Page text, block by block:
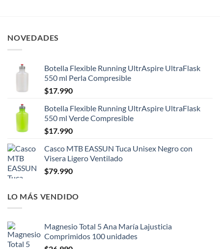
NOVEDADES
Botella Flexible Running UltrAspire UltraFlask
550 ml Perla Compresible
$17.990
Botella Flexible Running UltrAspire UltraFlask
550 ml Verde Compresible
$17.990
Casco MTB EASSUN Tuca Unisex Negro con
Visera Ligero Ventilado
$79.990
LO MÁS VENDIDO
Magnesio Total 5 Ana María Lajusticia
Comprimidos 100 unidades